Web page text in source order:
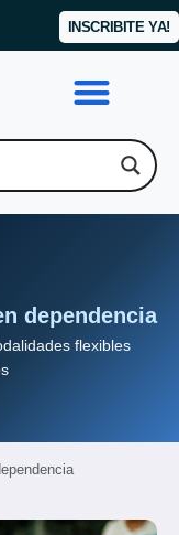
INSCRIBITE YA!
dependencia
flexibles